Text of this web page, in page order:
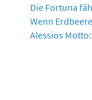
Die Fortuna
Wenn
Alessios